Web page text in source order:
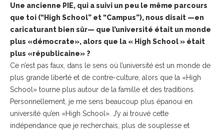
Une ancienne PIE, qui a suivi un peu le même parcours
que toi (“High School” et “Campus”), nous disait —en
caricaturant bien sûr— que l’université était un monde
plus «démocrate», alors que la « High School » était
plus «républicaine» ?
Ce n’est pas faux, dans le sens où l’université est un monde de
plus grande liberté et de contre-culture, alors que la «High
School» tourne plus autour de la famille et des traditions.
Personnellement, je me sens beaucoup plus épanoui en
université qu’en «High School». J’y ai trouvé cette
indépendance que je recherchais, plus de souplesse et